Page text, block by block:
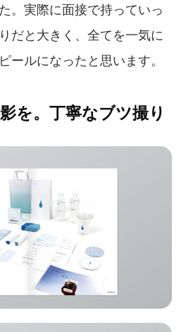
。実際に面接で持っていっ
だと大きく、全てを一気に
ールになったと思います。
を。丁寧なブツ撮り